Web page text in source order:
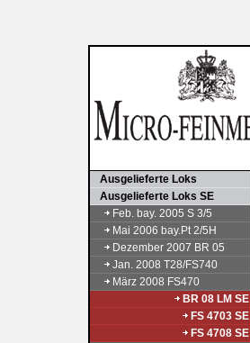
Ausgelieferte Loks
Ausgelieferte Loks SE
Feb. bay. 2005 S 3/5
Mai 2006 bay.Pt 2/5H
Dezember 2007 BR 05
Jan. 2008 T28/FS740
März 2008 FS470
BR 08 LM SE
FS 4703 SE
FS 4708 SE